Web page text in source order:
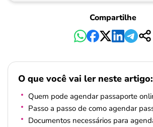
Pagamento
Compartilhe
O que você vai ler neste artigo:
Quem pode agendar passaporte
Passo a passo de como agendar
Documentos necessários para